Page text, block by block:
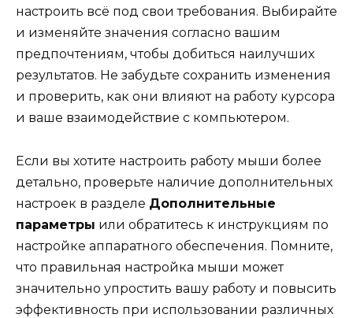
настроить всё под свои требования. Выбирайте
и изменяйте значения согласно вашим
предпочтениям, чтобы добиться наилучших
результатов. Не забудьте сохранить изменения
и проверить, как они влияют на работу курсора
и ваше взаимодействие с компьютером.
Если вы хотите настроить работу мыши более
детально, проверьте наличие дополнительных
настроек в разделе Дополнительные
параметры или обратитесь к инструкциям по
настройке аппаратного обеспечения. Помните,
что правильная настройка мыши может
значительно упростить вашу работу и повысить
эффективность при использовании различных